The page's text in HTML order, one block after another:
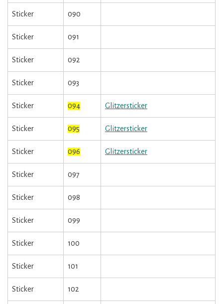
Sticker 090
Sticker 091
Sticker 092
Sticker 093
Sticker 094 Glitzersticker
Sticker 095 Glitzersticker
Sticker 096 Glitzersticker
Sticker 097
Sticker 098
Sticker 099
Sticker 100
Sticker 101
Sticker 102